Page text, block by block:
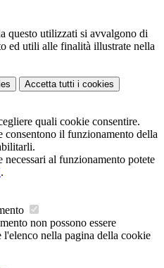
questo utilizzati si avvalgono di
ed utili alle finalità illustrate nella
Accetta tutti i cookies
quali cookie consentire.
consentono il funzionamento della
al funzionamento potete
.
non possono essere
nella pagina della cookie